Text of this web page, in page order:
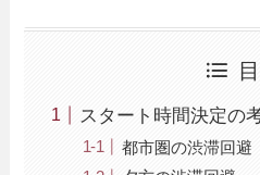
スタート時間決定の
都市圏の渋滞回避